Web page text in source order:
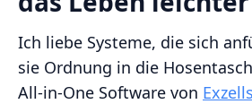
Ich liebe Systeme, die sich
sie Ordnung in die
All-in-One Software von